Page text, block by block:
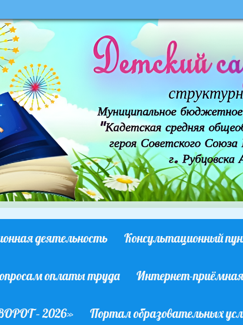
деятельность Консультационный
оплаты труда Интернет-приёмная
– 2026» Портал образовательных